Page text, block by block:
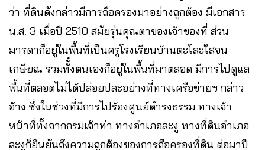
ว่า ที่ดินดังกล่าวมีการถือครองมาอย่างถูกต้อง มีเอกสาร
น.ส. 3 เมื่อปี 2510 สมัยรุ่นคุณตาของเจ้าของที่ ส่วน
มารดาก็อยู่ในพื้นที่เป็นครูโรงเรียนบ้านตะโละใสจน
เกษียณ รวมทัั้งตนเองก็อยู่ในพื้นที่มาตลอด มีการไปดูแล
พื้นที่ตลอดไม่ได้ปล่อยปละอย่างที่ทางเครือข่ายฯ กล่าว
อ้าง ซึ่งในช่วงที่มีการไปร้องศูนย์ดำรงธรรม ทางเจ้า
หน้าที่ทั้งจากกรมเจ้าท่า ทางอำเภอละงู ทางที่ดินอำเภอ
ละงูก็ยืนยันถึงความถูกต้องของการถือครองที่ดิน ต่อมาปี